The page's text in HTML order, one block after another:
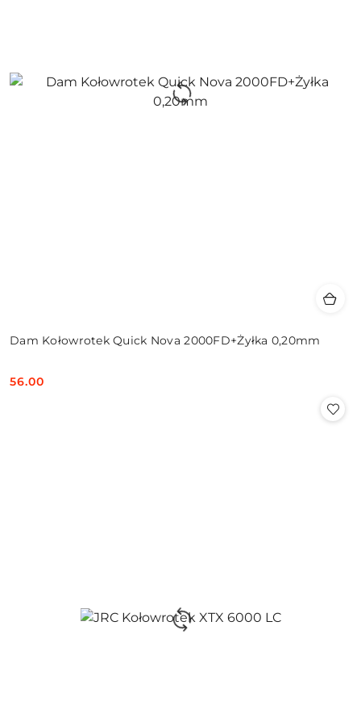
Dam Kołowrotek Quick Nova 2000FD+Żyłka 0,20mm
Cena:
56.00